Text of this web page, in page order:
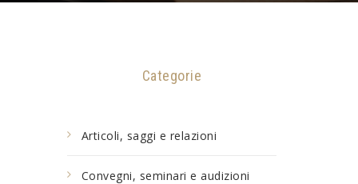
Categorie
Articoli, saggi e relazioni
Convegni, seminari e audizioni